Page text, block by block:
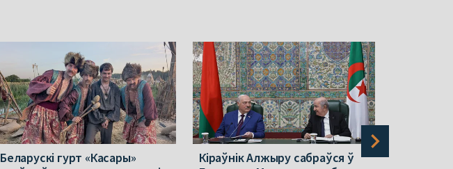
Беларускі гурт «Касары»
Кіраўнік Алжыру сабраўся ў